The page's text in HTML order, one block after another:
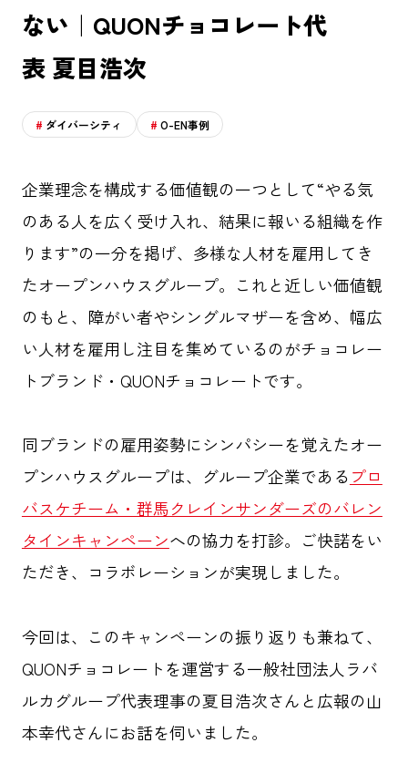
ない｜QUONチョコレート代
表 夏目浩次
ダイバーシティ O-EN事例
企業理念を構成する価値観の一つとして“やる気
のある人を広く受け入れ、結果に報いる組織を作
ります”の一分を掲げ、多様な人材を雇用してき
たオープンハウスグループ。これと近しい価値観
のもと、障がい者やシングルマザーを含め、幅広
い人材を雇用し注目を集めているのがチョコレー
トブランド・QUONチョコレートです。
同ブランドの雇用姿勢にシンパシーを覚えたオー
プンハウスグループは、グループ企業である プロ
バスケチーム・群馬クレインサンダーズのバレン
タインキャンペーンへの協力を打診。ご快諾をい
ただき、コラボレーションが実現しました。
今回は、このキャンペーンの振り返りも兼ねて、
QUONチョコレートを運営する一般社団法人ラバ
ルカグループ代表理事の夏目浩次さんと広報の山
本幸代さんにお話を伺いました。